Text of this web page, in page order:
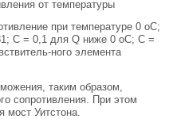
от температуры
при температуре 0 оС;
С = 0,1 для Q ниже 0 оС; С =
ного элемента
таким образом,
сопротивления. При этом
мост Уитстона.